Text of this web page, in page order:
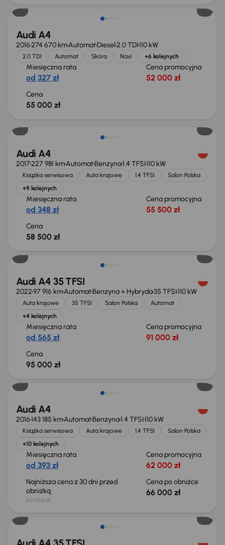
Audi A4
2016274 670 kmAutomatDiesel2.0 TDI110 kW
2.0 TDI Automat Skóra Navi +6 kolejnych
Miesięczna rata
od 327 zł
Cena promocyjna
52 000 zł
Cena
55 000 zł
Audi A4
2017227 981 kmAutomatBenzyna1.4 TFSI110 kW
Książka serwisowa Auta krajowe 1.4 TFSI
Salon Polska
+9 kolejnych
Miesięczna rata
od 348 zł
Cena promocyjna
55 500 zł
Cena
58 500 zł
Audi A4 35 TFSI
202297 916 kmAutomatBenzyna + Hybryda35 TFSI110 kW
Auta krajowe 35 TFSI Salon Polska
Automat
+4 kolejnych
Miesięczna rata
od 565 zł
Cena promocyjna
91 000 zł
Cena
95 000 zł
Taniej o 1 000 zł
Audi A4
2016143 185 kmAutomatBenzyna1.4 TFSI110 kW
Książka serwisowa Auta krajowe 1.4 TFSI
Salon Polska
+10 kolejnych
Miesięczna rata
od 393 zł
Cena promocyjna
62 000 zł
Najniższa cena z 30 dni przed
obniżką
67 000 zł
Cena po obniżce
66 000 zł
Taniej o 3 000 zł